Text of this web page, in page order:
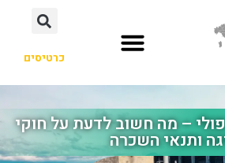
כרטיסים
– מה חשוב לדעת על חוקי
ותנאי השכרה